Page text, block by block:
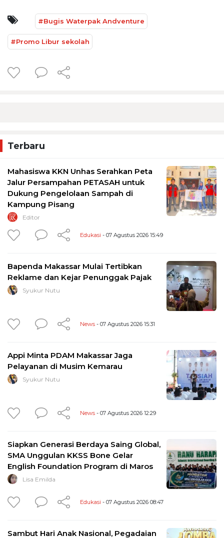
#Bugis Waterpak Andventure
#Promo Libur sekolah
Terbaru
Mahasiswa KKN Unhas Serahkan Peta
Jalur Persampahan PETASAH untuk
Dukung Pengelolaan Sampah di
Kampung Pisang
Editor
Edukasi - 07 Agustus 2026 15:49
Bapenda Makassar Mulai Tertibkan
Reklame dan Kejar Penunggak Pajak
Syukur Nutu
News - 07 Agustus 2026 15:31
Appi Minta PDAM Makassar Jaga
Pelayanan di Musim Kemarau
Syukur Nutu
News - 07 Agustus 2026 12:29
Siapkan Generasi Berdaya Saing Global,
SMA Unggulan KKSS Bone Gelar
English Foundation Program di Maros
Lisa Emilda
Edukasi - 07 Agustus 2026 08:47
Sambut Hari Anak Nasional, Pegadaian